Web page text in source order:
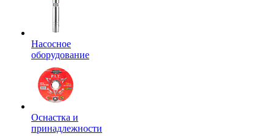
Насосное
оборудование
Оснастка и
принадлежности